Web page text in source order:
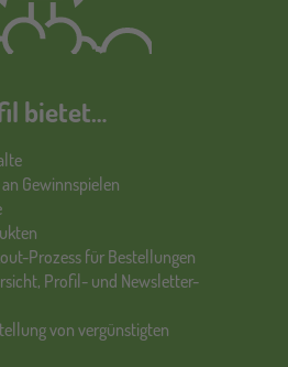
bietet…
Gewinnspielen
Prozess für Bestellungen
Profil- und Newsletter-
von vergünstigten